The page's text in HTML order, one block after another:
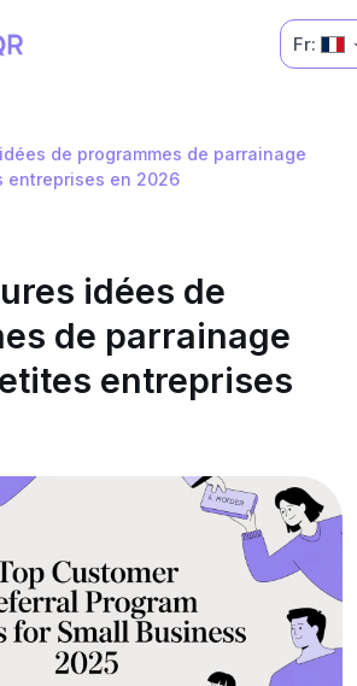
Fr:
de programmes de parrainage
entreprises en 2026
idées de
de parrainage
entreprises